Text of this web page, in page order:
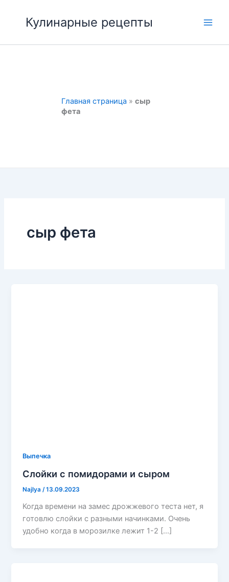
содержимому
Кулинарные рецепты
Главная страница » сыр
фета
сыр фета
Выпечка
Слойки с помидорами и сыром
Najlya/13.09.2023
Когда времени на замес дрожжевого теста нет, я
готовлю слойки с разными начинками. Очень
удобно когда в морозилке лежит 1-2 […]